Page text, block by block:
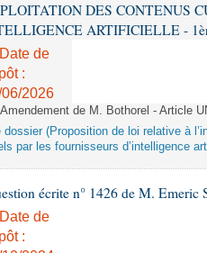
DES CONTENUS
ARTIFICIELLE -
Date de
:
2026
Amendement de M. Bothorel - Article
dossier (Proposition de loi relative à
par les fournisseurs d’intelligence
écrite n° 1426 de M. Emeric
Date de
: